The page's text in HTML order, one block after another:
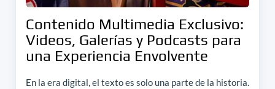
Contenido Multimedia Exclusivo:
Videos, Galerías y Podcasts para
una Experiencia Envolvente
En la era digital, el texto es solo una parte de la historia.